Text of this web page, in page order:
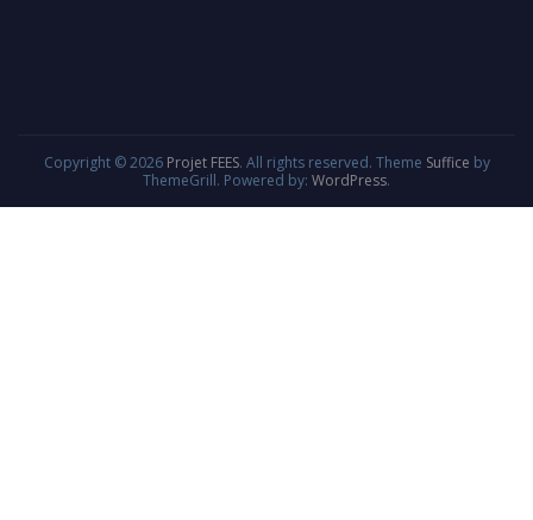
Copyright © 2026 Projet FEES. All rights reserved. Theme Suffice by
ThemeGrill. Powered by: WordPress.